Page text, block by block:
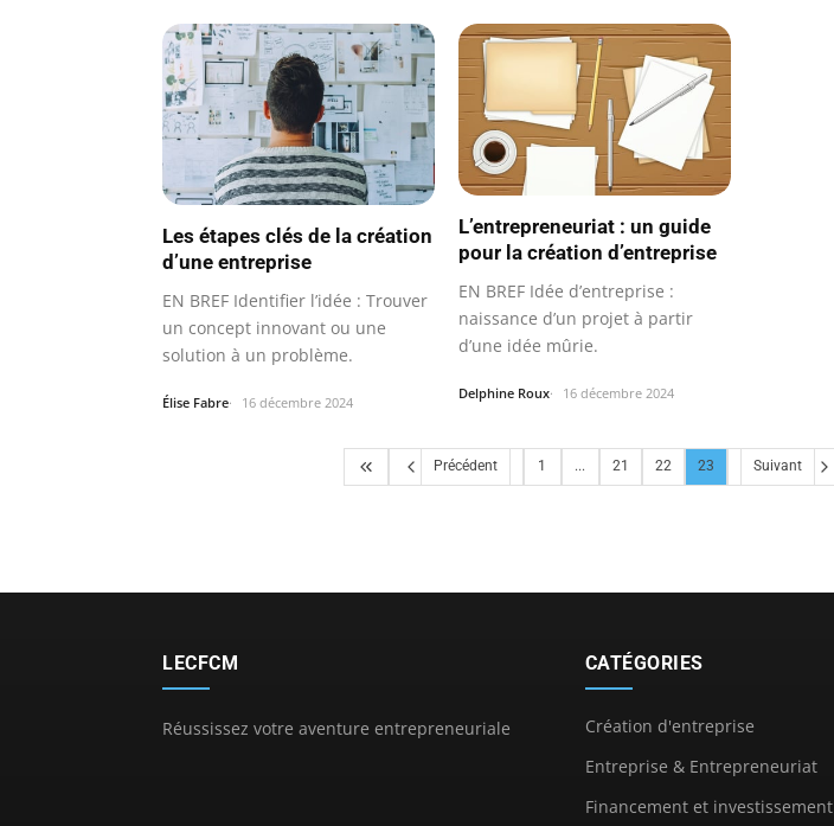
Les étapes clés de la création
d’une entreprise
EN BREF Identifier l’idée : Trouver
un concept innovant ou une
solution à un problème.
Élise Fabre 16 décembre 2024
L’entrepreneuriat : un guide
pour la création d’entreprise
EN BREF Idée d’entreprise :
naissance d’un projet à partir
d’une idée mûrie.
Delphine Roux 16 décembre 2024
Précédent 1 ... 21 22 23 Suivant
LECFCM
Réussissez votre aventure entrepreneuriale
CATÉGORIES
Création d'entreprise
Entreprise & Entrepreneuriat
Financement et investissement